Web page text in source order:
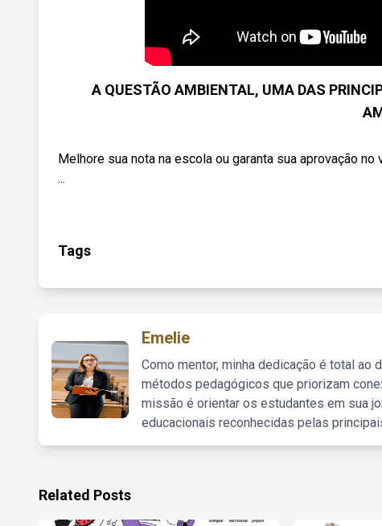
A QUESTÃO AMBIENTAL, UMA DAS
Melhore sua nota na escola ou garanta sua aprovação
...
Tags
Emelie
Como mentor, minha dedicação é total
métodos pedagógicos que priorizam
missão é orientar os estudantes em sua
educacionais reconhecidas pelas
Related Posts